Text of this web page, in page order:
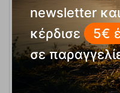
newsletter και
κέρδισε
5€
σε